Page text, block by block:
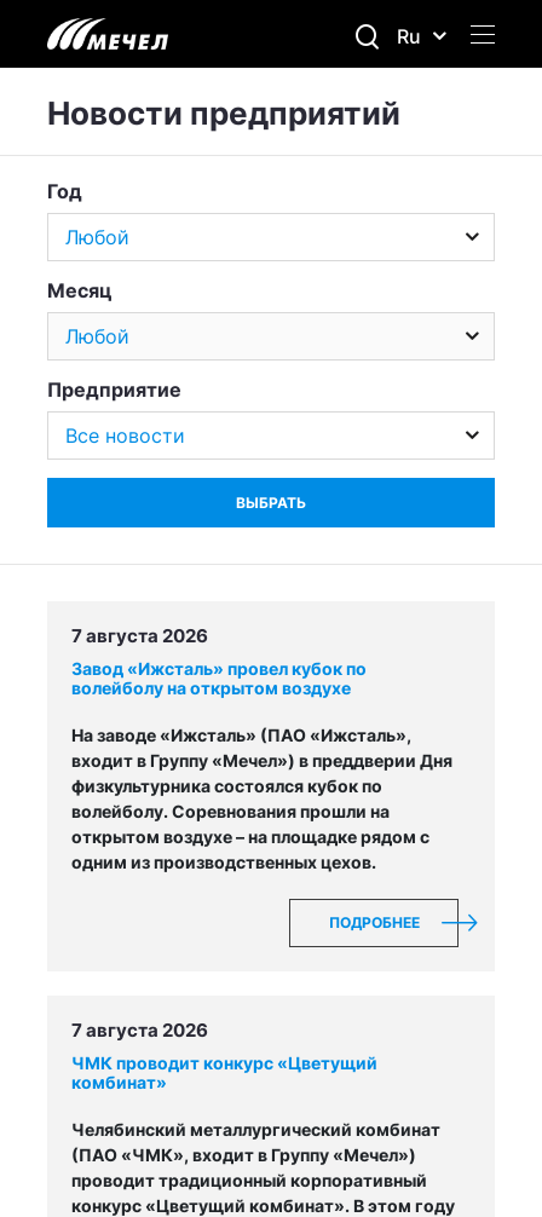
Ru
Новости предприятий
Год
Месяц
Предприятие
ВЫБРАТЬ
7 августа 2026
Завод «Ижсталь» провел кубок по
волейболу на открытом воздухе
На заводе «Ижсталь» (ПАО «Ижсталь»,
входит в Группу «Мечел») в преддверии Дня
физкультурника состоялся кубок по
волейболу. Соревнования прошли на
открытом воздухе – на площадке рядом с
одним из производственных цехов.
ПОДРОБНЕЕ
7 августа 2026
ЧМК проводит конкурс «Цветущий
комбинат»
Челябинский металлургический комбинат
(ПАО «ЧМК», входит в Группу «Мечел»)
проводит традиционный корпоративный
конкурс «Цветущий комбинат». В этом году